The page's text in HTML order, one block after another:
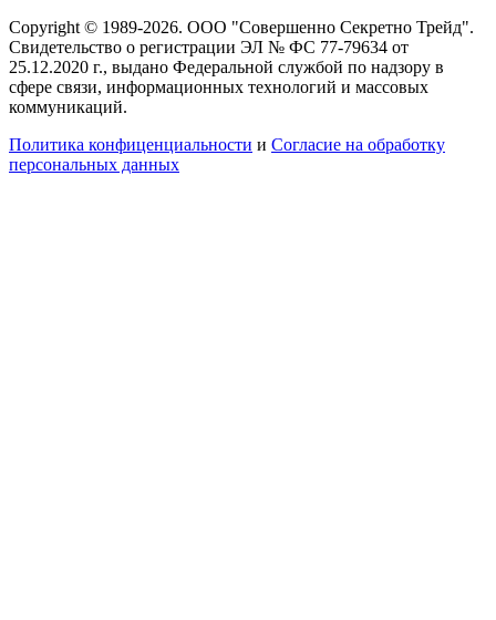
Copyright © 1989-2026. ООО "Совершенно Секретно Трейд".
Свидетельство о регистрации ЭЛ № ФС 77-79634 от
25.12.2020 г., выдано Федеральной службой по надзору в
сфере связи, информационных технологий и массовых
коммуникаций.
Политика конфиценциальности и Согласие на обработку
персональных данных